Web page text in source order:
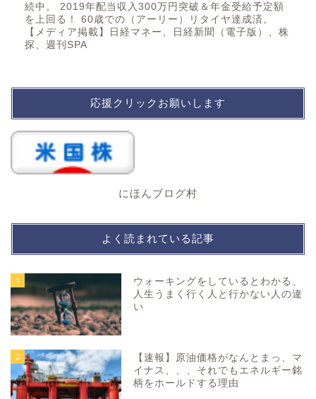
続中。 2019年配当収入300万円突破＆年金受給予定額
を上回る！ 60歳での（アーリー）リタイヤ達成済。
【メディア掲載】日経マネー、日経新聞（電子版）、株
探、週刊SPA
応援クリックお願いします
にほんブログ村
よく読まれている記事
1
ウォーキングをしているとわかる、
人生うまく行く人と行かない人の違
い
2
【速報】原油価格がなんとまっ、マ
イナス、、、それでもエネルギー銘
柄をホールドする理由